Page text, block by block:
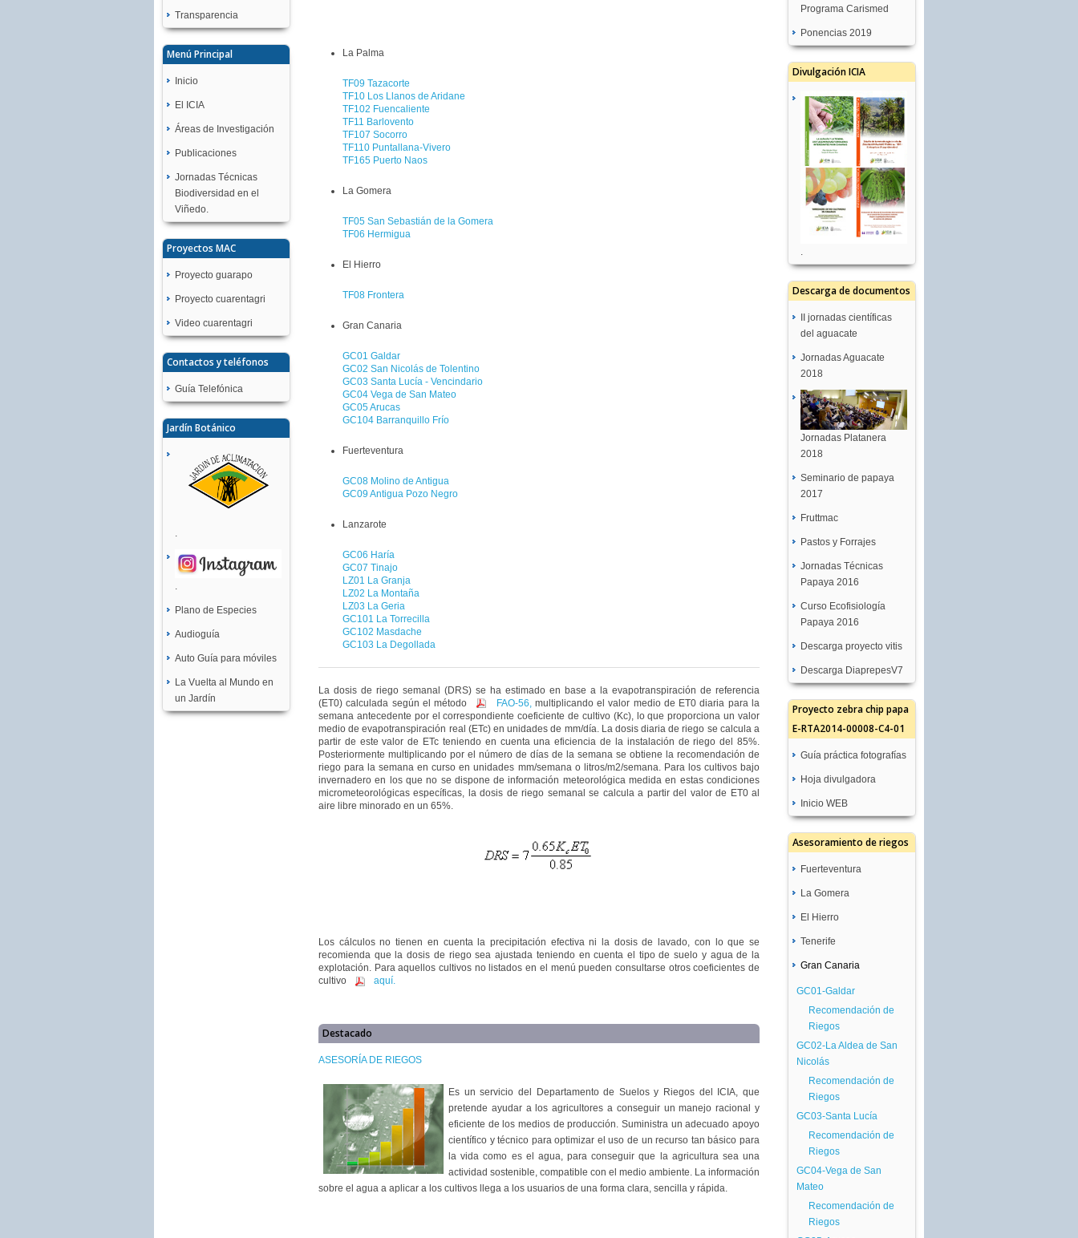
La Palma
TF09 Tazacorte
TF10 Los Llanos de Aridane
TF102 Fuencaliente
TF11 Barlovento
TF107 Socorro
TF110 Puntallana-Vivero
TF165 Puerto Naos
La Gomera
TF05 San Sebastián de la Gomera
TF06 Hermigua
El Hierro
TF08 Frontera
Gran Canaria
GC01 Galdar
GC02 San Nicolás de Tolentino
GC03 Santa Lucía - Vencindario
GC04 Vega de San Mateo
GC05 Arucas
GC104 Barranquillo Frío
Fuerteventura
GC08 Molino de Antigua
GC09 Antigua Pozo Negro
Lanzarote
GC06 Haría
GC07 Tinajo
LZ01 La Granja
LZ02 La Montaña
LZ03 La Geria
GC101 La Torrecilla
GC102 Masdache
GC103 La Degollada
La dosis de riego semanal (DRS) se ha estimado en base a la evapotranspiración de referencia
(ET0) calculada según el método
FAO-56, multiplicando el valor medio de ET0 diaria para la
semana antecedente por el correspondiente coeficiente de cultivo (Kc), lo que proporciona un valor
medio de evapotranspiración real (ETc) en unidades de mm/día. La dosis diaria de riego se calcula a
partir de este valor de ETc teniendo en cuenta una eficiencia de la instalación de riego del 85%.
Posteriormente multiplicando por el número de días de la semana se obtiene la recomendación de
riego para la semana en curso en unidades mm/semana o litros/m2/semana. Para los cultivos bajo
invernadero en los que no se dispone de información meteorológica medida en estas condiciones
micrometeorológicas específicas, la dosis de riego semanal se calcula a partir del valor de ET0 al
aire libre minorado en un 65%.
Los cálculos no tienen en cuenta la precipitación efectiva ni la dosis de lavado, con lo que se
recomienda que la dosis de riego sea ajustada teniendo en cuenta el tipo de suelo y agua de la
explotación. Para aquellos cultivos no listados en el menú pueden consultarse otros coeficientes de
cultivo
aquí.
Destacado
ASESORÍA DE RIEGOS
Es un servicio del Departamento de Suelos y Riegos del ICIA, que
pretende ayudar a los agricultores a conseguir un manejo racional y
eficiente de los medios de producción. Suministra un adecuado apoyo
científico y técnico para optimizar el uso de un recurso tan básico para
la vida como es el agua, para conseguir que la agricultura sea una
actividad sostenible, compatible con el medio ambiente. La información
sobre el agua a aplicar a los cultivos llega a los usuarios de una forma clara, sencilla y rápida.
Transparencia
Menú Principal
Inicio
El ICIA
Áreas de Investigación
Publicaciones
Jornadas Técnicas
Biodiversidad en el
Viñedo.
Proyectos MAC
Proyecto guarapo
Proyecto cuarentagri
Video cuarentagri
Contactos y teléfonos
Guía Telefónica
Jardín Botánico
Plano de Especies
Audioguía
Auto Guía para móviles
La Vuelta al Mundo en
un Jardín
Programa Carismed
Ponencias 2019
Divulgación ICIA
.
Descarga de documentos
II jornadas científicas
del aguacate
Jornadas Aguacate
2018
Jornadas Platanera
2018
Seminario de papaya
2017
Fruttmac
Pastos y Forrajes
Jornadas Técnicas
Papaya 2016
Curso Ecofisiología
Papaya 2016
Descarga proyecto vitis
Descarga DiaprepesV7
Proyecto zebra chip papa
E-RTA2014-00008-C4-01
Guía práctica fotografías
Hoja divulgadora
Inicio WEB
Asesoramiento de riegos
Fuerteventura
GC08-Molino de Angua
Recomendación de
Negro
Recomendación de
La Gomera
TF05-San Sebastián
Recomendación de
Recomendación de
Riegos
El Hierro
TF08-Frontera
Recomendación de
Tenerife
TF01-Las Galletas
Recomendación de
TF02-Guía de Isora
Recomendación de
Riegos
TF03-Güimar
Recomendación de
Riegos
TF04-Buena Vista del
Norte
Recomendación de
Riegos
TF07-Puerto de la Cruz
Recomendación de
Gran Canaria
GC01-Galdar
Recomendación de
Riegos
GC02-La Aldea de San
Nicolás
Recomendación de
Riegos
GC03-Santa Lucía
Recomendación de
Riegos
GC04-Vega de San
Mateo
Recomendación de
Riegos